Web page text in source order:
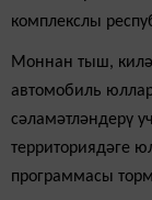
комплекслы
Моннан тыш,
автомобиль
сәламәтләндерү
территориядәге
программасы